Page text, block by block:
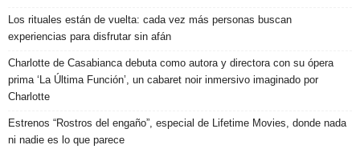
Los rituales están de vuelta: cada vez más personas buscan
experiencias para disfrutar sin afán
Charlotte de Casabianca debuta como autora y directora con su ópera
prima ‘La Última Función’, un cabaret noir inmersivo imaginado por
Charlotte
Estrenos “Rostros del engaño”, especial de Lifetime Movies, donde nada
ni nadie es lo que parece